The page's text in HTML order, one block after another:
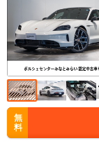
無
料